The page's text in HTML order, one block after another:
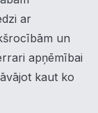
ar
un
apņēmībai
kaut ko